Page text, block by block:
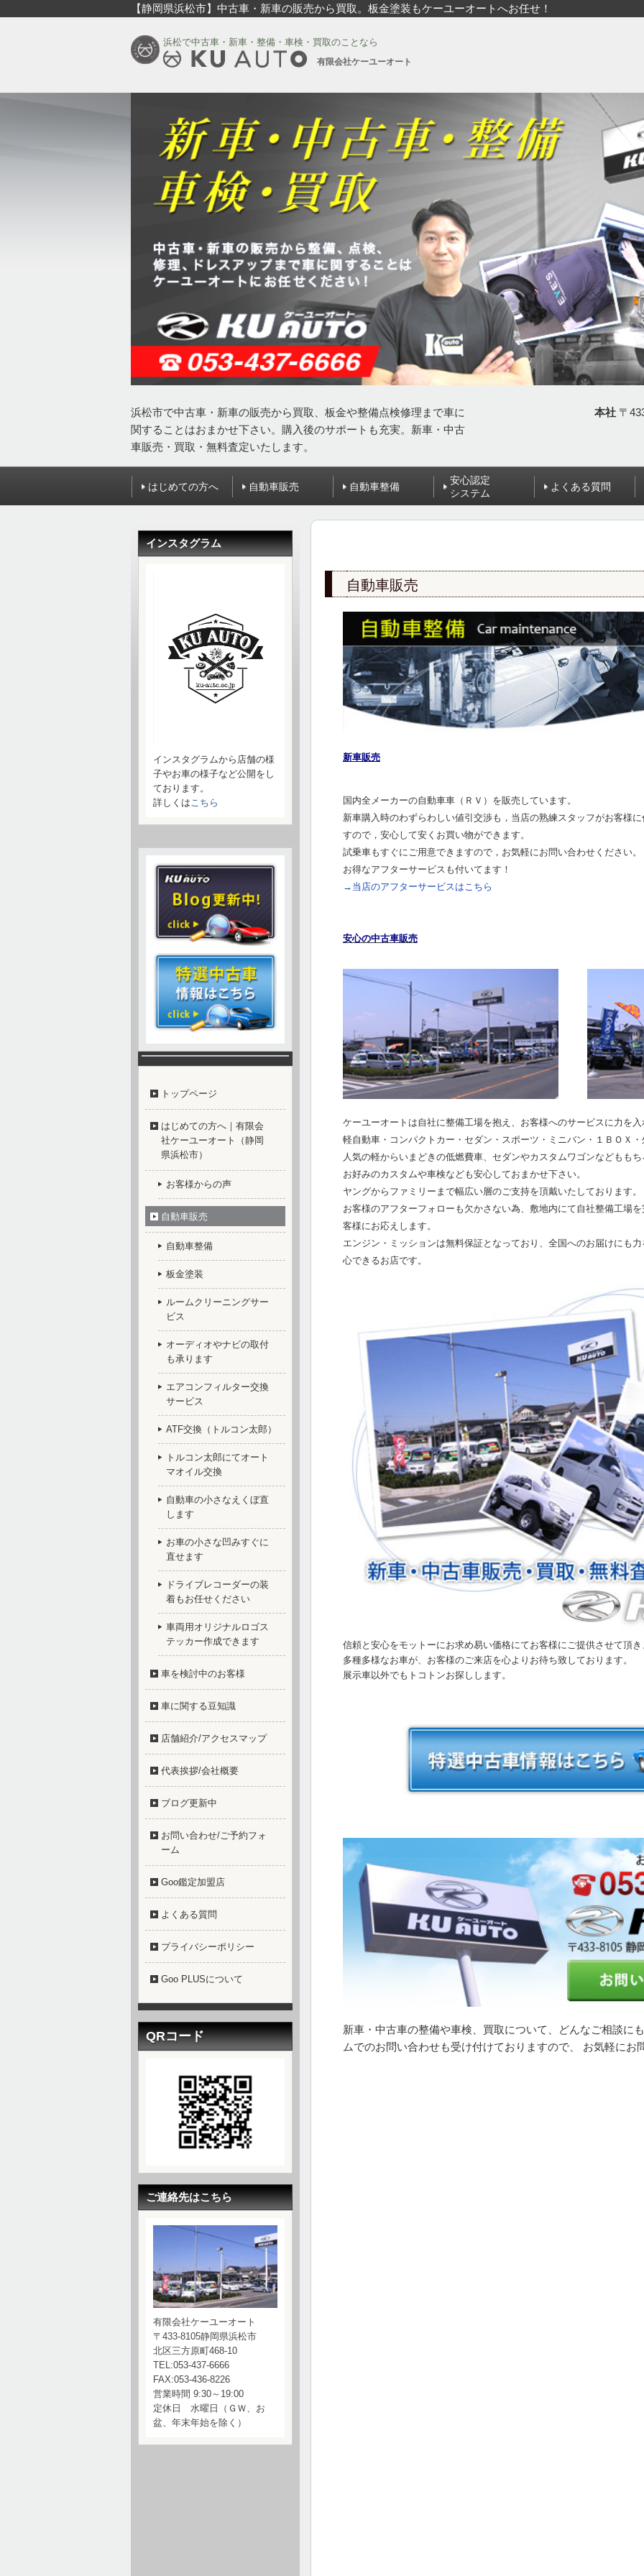
【静岡県浜松市】中古車・新車の販売から買取。板金塗装もケーユーオートへお任せ！
浜松で中古車・新車・整備・車検・買取のことなら
有限会社ケーユーオート
浜松市で中古車・新車の販売から買取、板金や整備点検修理まで車に
関することはおまかせ下さい。購入後のサポートも充実。新車・中古
車販売・買取・無料査定いたします。
本社 〒
はじめての方へ 自動車販売 自動車整備
安心認定
システム
よくある質問
自動車販売
新車販売
国内全メーカーの自動車車（ＲＶ）を販売しています。
新車購入時のわずらわしい値引交渉も，当店の熟練スタッフがお客様
すので，安心して安くお買い物ができます。
試乗車もすぐにご用意できますので，お気軽にお問い合わせください
お得なアフターサービスも付いてます！
→当店のアフターサービスはこちら
安心の中古車販売
ケーユーオートは自社に整備工場を抱え、お客様へのサービスに力を
軽自動車・コンパクトカー・セダン・スポーツ・ミニバン・１ＢＯＸ
人気の軽からいまどきの低燃費車、セダンやカスタムワゴンなどもも
お好みのカスタムや車検なども安心しておまかせ下さい。
ヤングからファミリーまで幅広い層のご支持を頂戴いたしております。
お客様のアフターフォローも欠かさない為、敷地内にて自社整備工場
客様にお応えします。
エンジン・ミッションは無料保証となっており、全国へのお届けにも
心できるお店です。
信頼と安心をモットーにお求め易い価格にてお客様にご提供させて頂き
多種多様なお車が、お客様のご来店を心よりお待ち致しております。
展示車以外でもトコトンお探しします。
新車・中古車の整備や車検、買取について、どんなご相談に
ムでのお問い合わせも受け付けておりますので、 お気軽にお
インスタグラム
インスタグラムから店舗の様
子やお車の様子など公開をし
ております。
詳しくはこちら
トップページ
はじめての方へ｜有限会
社ケーユーオート（静岡
県浜松市）
お客様からの声
自動車販売
自動車整備
板金塗装
ルームクリーニングサー
ビス
オーディオやナビの取付
も承ります
エアコンフィルター交換
サービス
ATF交換（トルコン太郎）
トルコン太郎にてオート
マオイル交換
自動車の小さなえくぼ直
します
お車の小さな凹みすぐに
直せます
ドライブレコーダーの装
着もお任せください
車両用オリジナルロゴス
テッカー作成できます
車を検討中のお客様
車に関する豆知識
店舗紹介/アクセスマップ
代表挨拶/会社概要
ブログ更新中
お問い合わせ/ご予約フォ
ーム
Goo鑑定加盟店
よくある質問
プライバシーポリシー
Goo PLUSについて
QRコード
ご連絡先はこちら
有限会社ケーユーオート
〒433-8105静岡県浜松市
北区三方原町468-10
TEL:053-437-6666
FAX:053-436-8226
営業時間 9:30～19:00
定休日 水曜日（ＧＷ、お
盆、年末年始を除く）